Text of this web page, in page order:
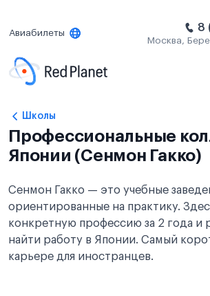
Авиабилеты 8
Москва,
Школы
Профессиональные
Японии (Сенмон Гакко)
Сенмон Гакко — это учебные
ориентированные на практику.
конкретную профессию за 2 года и
найти работу в Японии. Самый
карьере для иностранцев.